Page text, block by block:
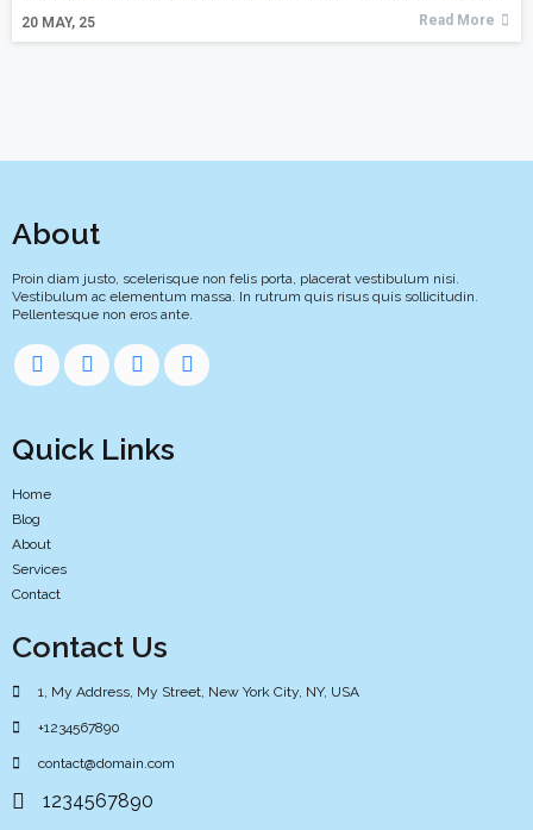
20 MAY, 25
Read More
About
Proin diam justo, scelerisque non felis porta, placerat vestibulum nisi.
Vestibulum ac elementum massa. In rutrum quis risus quis sollicitudin.
Pellentesque non eros ante.
Quick Links
Home
Blog
About
Services
Contact
Contact Us
1, My Address, My Street, New York City, NY, USA
+1234567890
contact@domain.com
1234567890